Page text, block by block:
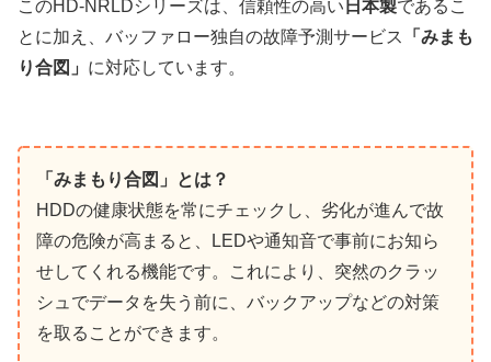
このHD-NRLDシリーズは、信頼性の高い 日本製であるこ
とに加え、バッファロー独自の故障予測サービス
「みまも
り合図」 に対応しています。
「みまもり合図」とは？
HDDの健康状態を常にチェックし、劣化が進んで故
障の危険が高まると、LEDや通知音で事前にお知ら
せしてくれる機能です。これにより、突然のクラッ
シュでデータを失う前に、バックアップなどの対策
を取ることができます。